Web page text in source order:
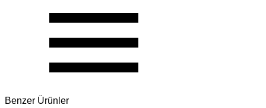
Benzer Ürünler